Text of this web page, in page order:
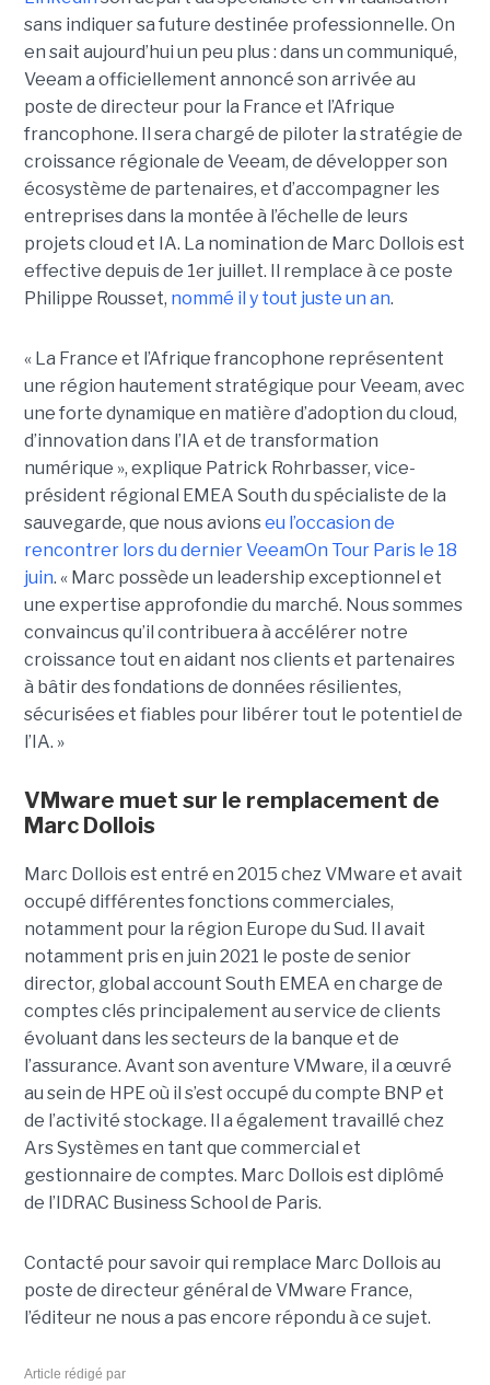
sans indiquer sa future destinée professionnelle. On
en sait aujourd’hui un peu plus : dans un communiqué,
Veeam a officiellement annoncé son arrivée au
poste de directeur pour la France et l’Afrique
francophone. Il sera chargé de piloter la stratégie de
croissance régionale de Veeam, de développer son
écosystème de partenaires, et d’accompagner les
entreprises dans la montée à l’échelle de leurs
projets cloud et IA. La nomination de Marc Dollois est
effective depuis de 1er juillet. Il remplace à ce poste
Philippe Rousset, nommé il y tout juste un an.
« La France et l’Afrique francophone représentent
une région hautement stratégique pour Veeam, avec
une forte dynamique en matière d’adoption du cloud,
d’innovation dans l’IA et de transformation
numérique », explique Patrick Rohrbasser, vice-
président régional EMEA South du spécialiste de la
sauvegarde, que nous avionseu l’occasion de
rencontrer lors du dernier VeeamOn Tour Paris le 18
juin. « Marc possède un leadership exceptionnel et
une expertise approfondie du marché. Nous sommes
convaincus qu’il contribuera à accélérer notre
croissance tout en aidant nos clients et partenaires
à bâtir des fondations de données résilientes,
sécurisées et fiables pour libérer tout le potentiel de
l’IA. »
VMware muet sur le remplacement de
Marc Dollois
Marc Dollois est entré en 2015 chez VMware et avait
occupé différentes fonctions commerciales,
notamment pour la région Europe du Sud. Il avait
notamment pris en juin 2021 le poste de senior
director, global account South EMEA en charge de
comptes clés principalement au service de clients
évoluant dans les secteurs de la banque et de
l’assurance. Avant son aventure VMware, il a œuvré
au sein de HPE où il s’est occupé du compte BNP et
de l’activité stockage. Il a également travaillé chez
Ars Systèmes en tant que commercial et
gestionnaire de comptes. Marc Dollois est diplômé
de l’IDRAC Business School de Paris.
Contacté pour savoir qui remplace Marc Dollois au
poste de directeur général de VMware France,
l’éditeur ne nous a pas encore répondu à ce sujet.
Article rédigé par